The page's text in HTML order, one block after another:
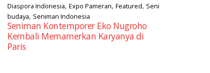
Diaspora Indonesia, Expo Pameran, Featured, Seni
budaya, Seniman Indonesia
Seniman Kontemporer Eko Nugroho
Kembali Memamerkan Karyanya di
Paris